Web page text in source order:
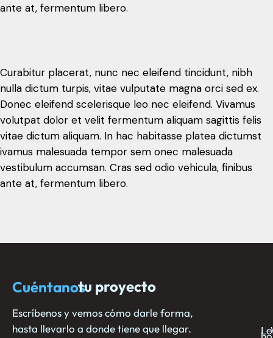
ante at, fermentum libero.
Curabitur placerat, nunc nec eleifend tincidunt, nibh
nulla dictum turpis, vitae vulputate magna orci sed ex.
Donec eleifend scelerisque leo nec eleifend. Vivamus
volutpat dolor et velit fermentum aliquam sagittis felis
vitae dictum aliquam. In hac habitasse platea dictumst
ivamus malesuada tempor sem onec malesuada
vestibulum accumsan. Cras sed odio vehicula, finibus
ante at, fermentum libero.
Cuéntanostu proyecto
Escríbenos y vemos cómo darle forma,
hasta llevarlo a donde tiene que llegar.
L-